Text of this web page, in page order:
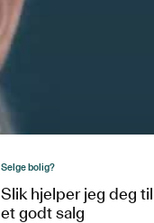
Selge bolig?
Slik hjelper jeg deg til
et godt salg